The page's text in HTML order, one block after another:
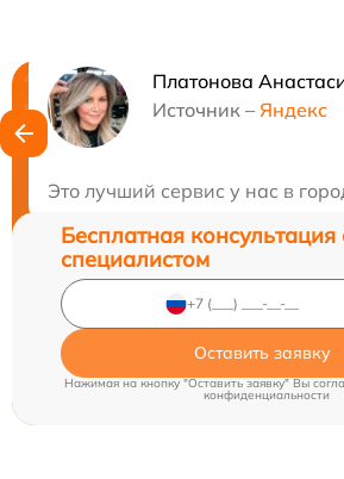
Платонова
Источник – Яндекс
Это лучший сервис у нас в
Нужна
Бесплатная консультация
специалистом
Оставить заявку
Нажимая на кнопку "Оставить заявку" Вы
конфиденциальности